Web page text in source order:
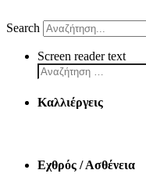
Search
Screen reader text
Καλλιέργεις
Εχθρός / Ασθένεια